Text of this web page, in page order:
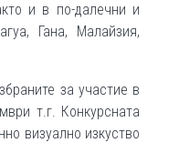
и в по-далечни и
Гана, Малайзия,
за участие в
т.г. Конкурсната
визуално изкуство